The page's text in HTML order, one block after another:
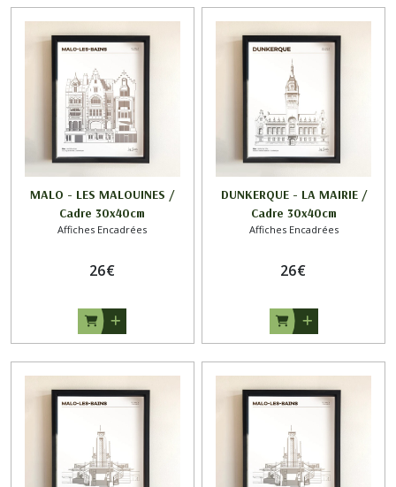
MALO - LES MALOUINES /
Cadre 30x40cm
Affiches Encadrées
26€
DUNKERQUE - LA MAIRIE /
Cadre 30x40cm
Affiches Encadrées
26€